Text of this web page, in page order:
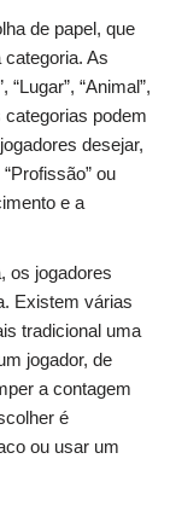
de papel, que
As
“Animal”,
categorias podem
desejar,
ou
e a
os jogadores
Existem várias
tradicional uma
jogador, de
a contagem
é
ou usar um